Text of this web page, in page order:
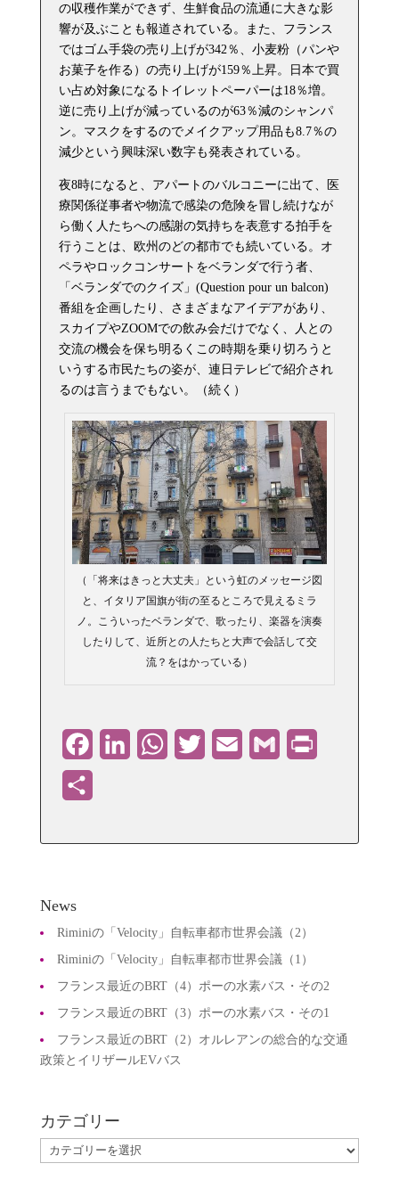
の収穫作業ができず、生鮮食品の流通に大きな影
響が及ぶことも報道されている。また、フランス
ではゴム手袋の売り上げが342％、小麦粉（パンや
お菓子を作る）の売り上げが159％上昇。日本で買
い占め対象になるトイレットペーパーは18％増。
逆に売り上げが減っているのが63％減のシャンパ
ン。マスクをするのでメイクアップ用品も8.7％の
減少という興味深い数字も発表されている。
夜8時になると、アパートのバルコニーに出て、医
療関係従事者や物流で感染の危険を冒し続けなが
ら働く人たちへの感謝の気持ちを表意する拍手を
行うことは、欧州のどの都市でも続いている。オ
ペラやロックコンサートをベランダで行う者、
「ベランダでのクイズ」(Question pour un balcon)
番組を企画したり、さまざまなアイデアがあり、
スカイプやZOOMでの飲み会だけでなく、人との
交流の機会を保ち明るくこの時期を乗り切ろうと
いうする市民たちの姿が、連日テレビで紹介され
るのは言うまでもない。（続く）
（「将来はきっと大丈夫」という虹のメッセージ図
と、イタリア国旗が街の至るところで見えるミラ
ノ。こういったベランダで、歌ったり、楽器を演奏
したりして、近所との人たちと大声で会話して交
流？をはかっている）
FacebookLinkedInWhatsApp
Twitter Email Gmail
News
Riminiの「Velocity」自転車都市世界会議（2）
Riminiの「Velocity」自転車都市世界会議（1）
フランス最近のBRT（4）ポーの水素バス・その2
フランス最近のBRT（3）ポーの水素バス・その1
フランス最近のBRT（2）オルレアンの総合的な交通
政策とイリザールEVバス
カテゴリー
カ